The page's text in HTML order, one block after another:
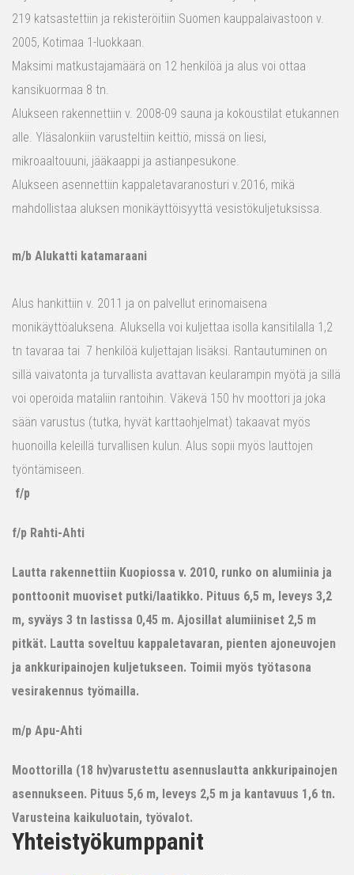
219 katsastettiin ja rekisteröitiin Suomen kauppalaivastoon v.
2005, Kotimaa 1-luokkaan.
Maksimi matkustajamäärä on 12 henkilöä ja alus voi ottaa
kansikuormaa 8 tn.
Alukseen rakennettiin v. 2008-09 sauna ja kokoustilat etukannen
alle. Yläsalonkiin varusteltiin keittiö, missä on liesi,
mikroaaltouuni, jääkaappi ja astianpesukone.
Alukseen asennettiin kappaletavaranosturi v.2016, mikä
mahdollistaa aluksen monikäyttöisyyttä vesistökuljetuksissa.
m/b Alukatti katamaraani
Alus hankittiin v. 2011 ja on palvellut erinomaisena
monikäyttöaluksena. Aluksella voi kuljettaa isolla kansitilalla 1,2
tn tavaraa tai 7 henkilöä kuljettajan lisäksi. Rantautuminen on
sillä vaivatonta ja turvallista avattavan keularampin myötä ja sillä
voi operoida mataliin rantoihin. Väkevä 150 hv moottori ja joka
sään varustus (tutka, hyvät karttaohjelmat) takaavat myös
huonoilla keleillä turvallisen kulun. Alus sopii myös lauttojen
työntämiseen.
f/p
f/p Rahti-Ahti
Lautta rakennettiin Kuopiossa v. 2010, runko on alumiinia ja
ponttoonit muoviset putki/laatikko. Pituus 6,5 m, leveys 3,2
m, syväys 3 tn lastissa 0,45 m. Ajosillat alumiiniset 2,5 m
pitkät. Lautta soveltuu kappaletavaran, pienten ajoneuvojen
ja ankkuripainojen kuljetukseen. Toimii myös työtasona
vesirakennus työmailla.
m/p Apu-Ahti
Moottorilla (18 hv)varustettu asennuslautta ankkuripainojen
asennukseen. Pituus 5,6 m, leveys 2,5 m ja kantavuus 1,6 tn.
Varusteina kaikuluotain, työvalot.
Yhteistyökumppanit